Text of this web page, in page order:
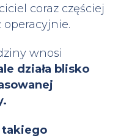
coraz częściej
wnosi
działa blisko
takiego